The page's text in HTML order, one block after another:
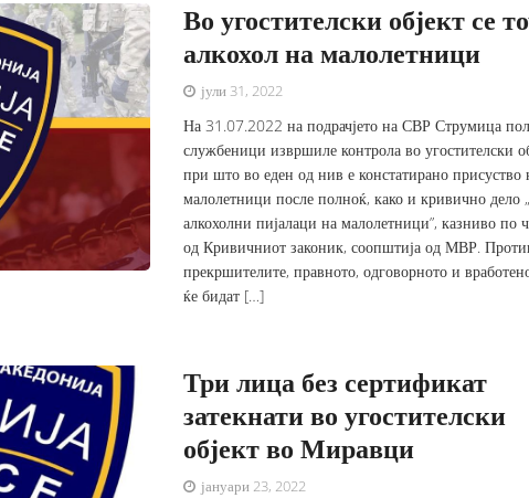
Во угостителски објект се
алкохол на малолетници
јули 31, 2022
На 31.07.2022 на подрачјето на СВР Струмица
службеници извршиле контрола во угостителски
при што во еден од нив е констатирано присуство
малолетници после полноќ, како и кривично дело
алкохолни пијалаци на малолетници”, казниво по
од Кривичниот законик, соопштија од МВР.
прекршителите, правното, одговорното и
ќе бидат […]
Три лица без сертификат
затекнати во угостителски
објект во Миравци
јануари 23, 2022